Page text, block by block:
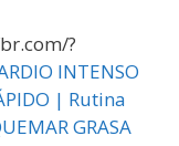
?
INTENSO
| Rutina
GRASA